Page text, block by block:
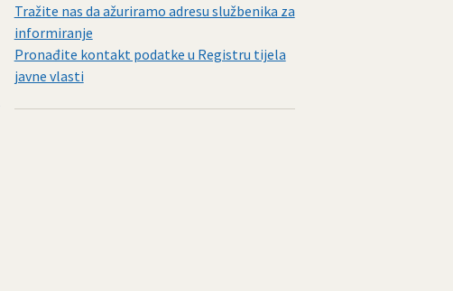
Tražite nas da ažuriramo adresu službenika za
informiranje
Pronađite kontakt podatke u Registru tijela
javne vlasti